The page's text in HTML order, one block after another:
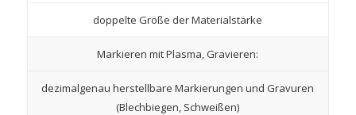
doppelte Größe der Materialstärke
Markieren mit Plasma, Gravieren:
dezimalgenau herstellbare Markierungen und Gravuren
(Blechbiegen, Schweißen)